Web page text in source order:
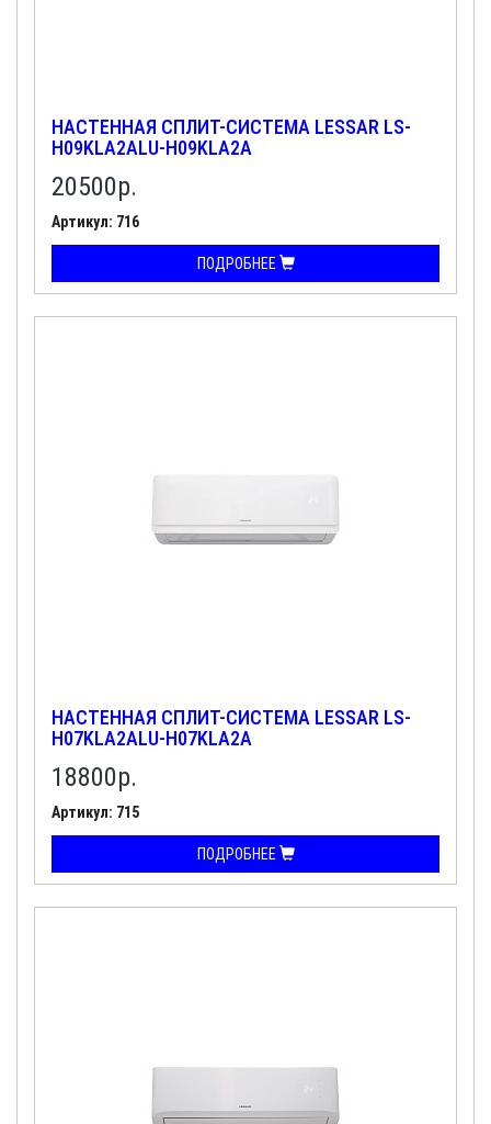
НАСТЕННАЯ СПЛИТ-СИСТЕМА LESSAR LS-
H09KLA2ALU-H09KLA2A
20500р.
Артикул: 716
ПОДРОБНЕЕ
НАСТЕННАЯ СПЛИТ-СИСТЕМА LESSAR LS-
H07KLA2ALU-H07KLA2A
18800р.
Артикул: 715
ПОДРОБНЕЕ